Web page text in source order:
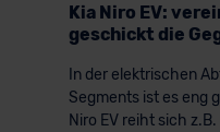
Kia Niro EV:
geschickt die
In der elektrischen
Segments ist es eng
Niro EV reiht sich